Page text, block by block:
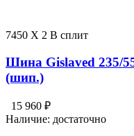
7450 X 2 В сплит
Шина Gislaved 235/
(шип.)
15 960 ₽
Наличие: достаточно